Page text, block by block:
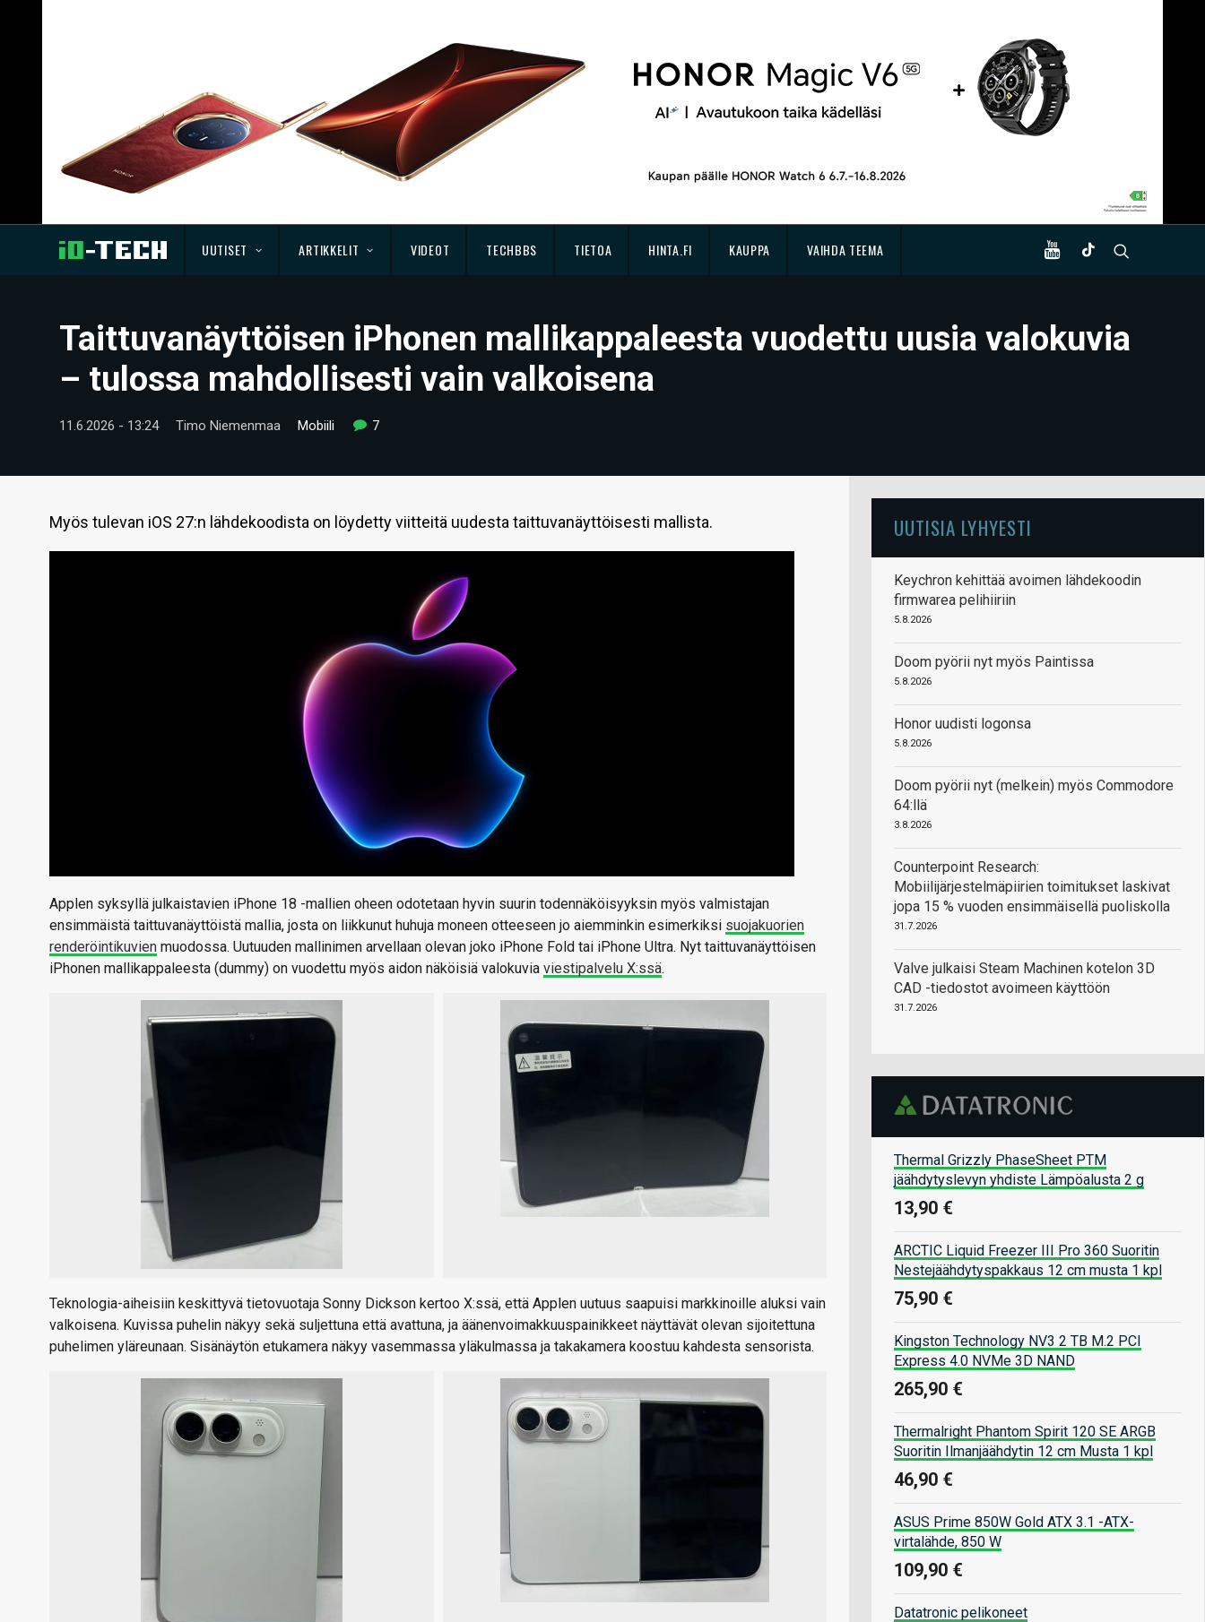
UUTISET ARTIKKELIT VIDEOT TECHBBS TIETOA HINTA.FI KAUPPA VAIHDA TEEMA
Taittuvanäyttöisen iPhonen mallikappaleesta vuodettu uusia valokuvia
– tulossa mahdollisesti vain valkoisena
11.6.2026 - 13:24 Timo Niemenmaa Mobiili 7
Myös tulevan iOS 27:n lähdekoodista on löydetty viitteitä uudesta taittuvanäyttöisesti mallista.
Applen syksyllä julkaistavien iPhone 18 -mallien oheen odotetaan hyvin suurin todennäköisyyksin myös valmistajan
ensimmäistä taittuvanäyttöistä mallia, josta on liikkunut huhuja moneen otteeseen jo aiemminkin esimerkiksi suojakuorien
renderöintikuvien muodossa. Uutuuden mallinimen arvellaan olevan joko iPhone Fold tai iPhone Ultra. Nyt taittuvanäyttöisen
iPhonen mallikappaleesta (dummy) on vuodettu myös aidon näköisiä valokuvia viestipalvelu X:ssä.
Teknologia-aiheisiin keskittyvä tietovuotaja Sonny Dickson kertoo X:ssä, että Applen uutuus saapuisi markkinoille aluksi vain
valkoisena. Kuvissa puhelin näkyy sekä suljettuna että avattuna, ja äänenvoimakkuuspainikkeet näyttävät olevan sijoitettuna
puhelimen yläreunaan. Sisänäytön etukamera näkyy vasemmassa yläkulmassa ja takakamera koostuu kahdesta sensorista.
UUTISIA LYHYESTI
Keychron kehittää avoimen lähdekoodin
firmwarea pelihiiriin
5.8.2026
Doom pyörii nyt myös Paintissa
5.8.2026
Honor uudisti logonsa
5.8.2026
Doom pyörii nyt (melkein) myös Commodore
64:llä
3.8.2026
Counterpoint Research:
Mobiilijärjestelmäpiirien toimitukset laskivat
jopa 15 % vuoden ensimmäisellä puoliskolla
31.7.2026
Valve julkaisi Steam Machinen kotelon 3D
CAD -tiedostot avoimeen käyttöön
31.7.2026
Thermal Grizzly PhaseSheet PTM
jäähdytyslevyn yhdiste Lämpöalusta 2 g
13,90 €
ARCTIC Liquid Freezer III Pro 360 Suoritin
Nestejäähdytyspakkaus 12 cm musta 1 kpl
75,90 €
Kingston Technology NV3 2 TB M.2 PCI
Express 4.0 NVMe 3D NAND
265,90 €
Thermalright Phantom Spirit 120 SE ARGB
Suoritin Ilmanjäähdytin 12 cm Musta 1 kpl
46,90 €
ASUS Prime 850W Gold ATX 3.1 -ATX-
virtalähde, 850 W
109,90 €
Datatronic pelikoneet